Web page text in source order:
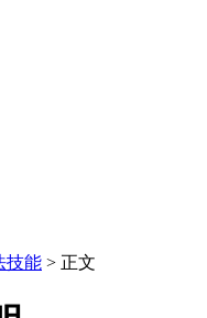
技能 > 正文